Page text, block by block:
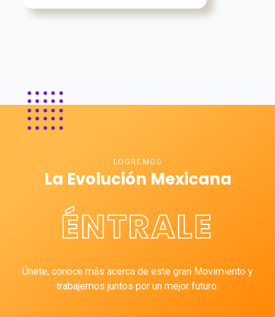
LOGREMOS
La Evolución Mexicana
ÉNTRALE
Únete, conoce más acerca de este gran Movimiento y
trabajemos juntos por un mejor futuro.